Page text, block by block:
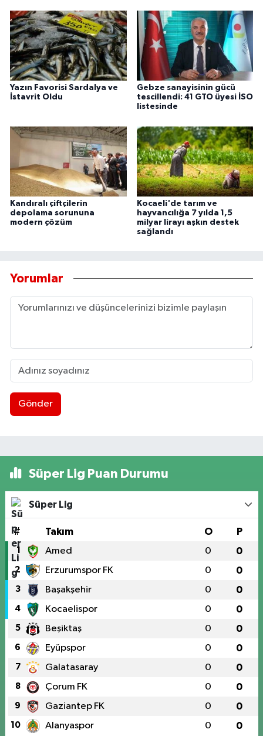
Yazın Favorisi Sardalya ve
İstavrit Oldu
Gebze sanayisinin gücü
tescillendi: 41 GTO üyesi İSO
listesinde
Kandıralı çiftçilerin
depolama sorununa
modern çözüm
Kocaeli'de tarım ve
hayvancılığa 7 yılda 1,5
milyar lirayı aşkın destek
sağlandı
Yorumlar
Gönder
Süper Lig Puan Durumu
Süper Lig
# Takım O P
1 Amed 0 0
2 Erzurumspor FK 0 0
3 Başakşehir 0 0
4 Kocaelispor 0 0
5 Beşiktaş 0 0
6 Eyüpspor 0 0
7 Galatasaray 0 0
8 Çorum FK 0 0
9 Gaziantep FK 0 0
10 Alanyaspor 0 0